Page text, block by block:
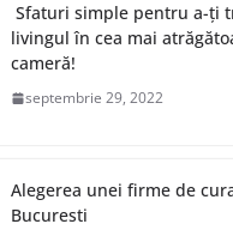
Sfaturi simple pentru a-ți
livingul în cea mai
cameră!
septembrie 29, 2022
Alegerea unei firme de
Bucuresti